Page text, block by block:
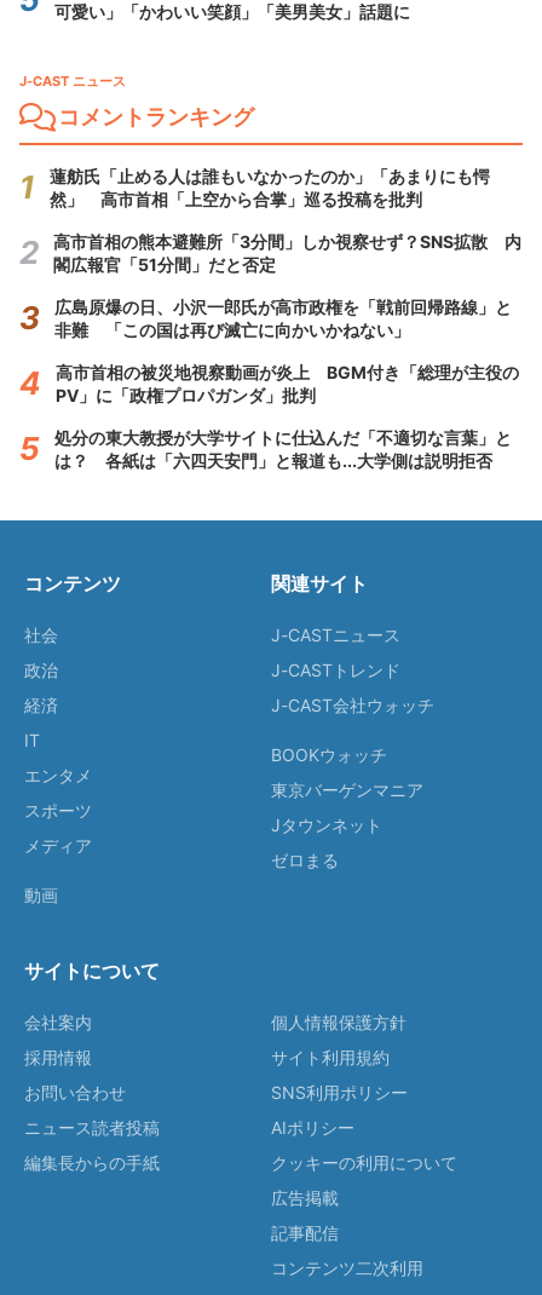
可愛い」「かわいい笑顔」「美男美女」話題に
J-CAST ニュース
コメントランキング
蓮舫氏「止める人は誰もいなかったのか」「あまりにも愕
然」 高市首相「上空から合掌」巡る投稿を批判
高市首相の熊本避難所「3分間」しか視察せず？SNS拡散 内
閣広報官「51分間」だと否定
広島原爆の日、小沢一郎氏が高市政権を「戦前回帰路線」と
非難 「この国は再び滅亡に向かいかねない」
高市首相の被災地視察動画が炎上 BGM付き「総理が主役の
PV」に「政権プロパガンダ」批判
処分の東大教授が大学サイトに仕込んだ「不適切な言葉」と
は？ 各紙は「六四天安門」と報道も...大学側は説明拒否
コンテンツ
社会
政治
経済
IT
エンタメ
スポーツ
メディア
動画
関連サイト
J-CASTニュース
J-CASTトレンド
J-CAST会社ウォッチ
BOOKウォッチ
東京バーゲンマニア
Jタウンネット
ゼロまる
サイトについて
会社案内
採用情報
お問い合わせ
ニュース読者投稿
編集長からの手紙
個人情報保護方針
サイト利用規約
SNS利用ポリシー
AIポリシー
クッキーの利用について
広告掲載
記事配信
コンテンツ二次利用